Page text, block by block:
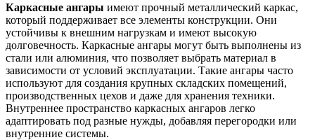
Каркасные ангары имеют прочный металлический каркас,
который поддерживает все элементы конструкции. Они
устойчивы к внешним нагрузкам и имеют высокую
долговечность. Каркасные ангары могут быть выполнены из
стали или алюминия, что позволяет выбрать материал в
зависимости от условий эксплуатации. Такие ангары часто
используют для создания крупных складских помещений,
производственных цехов и даже для хранения техники.
Внутреннее пространство каркасных ангаров легко
адаптировать под разные нужды, добавляя перегородки или
внутренние системы.